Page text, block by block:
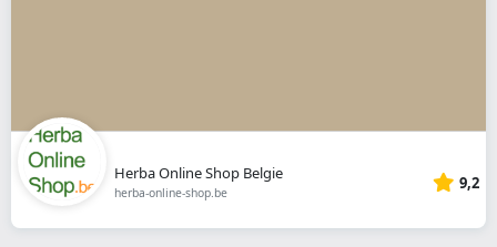
Herba Online Shop Belgie
herba-online-shop.be 9,2